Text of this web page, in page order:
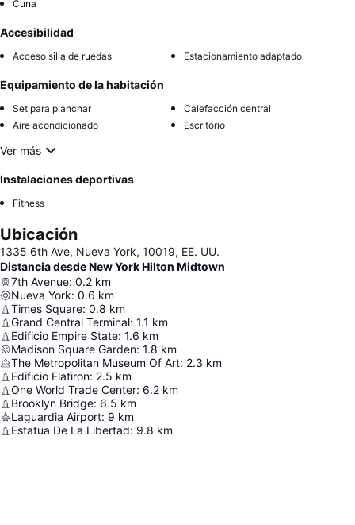
Cuna
Accesibilidad
Acceso silla de ruedas Estacionamiento adaptado
Equipamiento de la habitación
Set para planchar
Calefacción central
Aire acondicionado
Escritorio
Ver más
Instalaciones deportivas
Fitness
Ubicación
1335 6th Ave, Nueva York, 10019, EE. UU.
Distancia desde New York Hilton Midtown
7th Avenue: 0.2 km
Nueva York: 0.6 km
Times Square: 0.8 km
Grand Central Terminal: 1.1 km
Edificio Empire State: 1.6 km
Madison Square Garden: 1.8 km
The Metropolitan Museum Of Art: 2.3 km
Edificio Flatiron: 2.5 km
One World Trade Center: 6.2 km
Brooklyn Bridge: 6.5 km
Laguardia Airport: 9 km
Estatua De La Libertad: 9.8 km